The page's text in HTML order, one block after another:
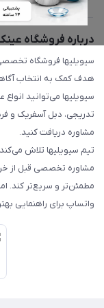
درباره فروشگاه
سیویلیها فروشگاه
هدف کمک به انتخاب
سیویلیها می‌توانید
تدریجی، دبل آسفریک و
مشاوره دریافت کنید.
تیم سیویلیها تلاش
مشاوره تخصصی قبل از
مطمئن‌تر و سریع‌تر کند.
واتساپ برای راهنمایی